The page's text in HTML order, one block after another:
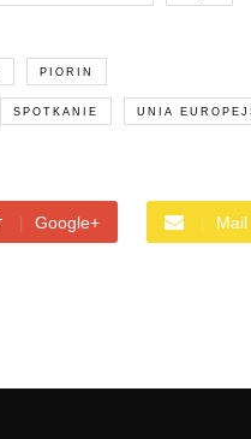
PIORIN
SPOTKANIE UNIA
Google+